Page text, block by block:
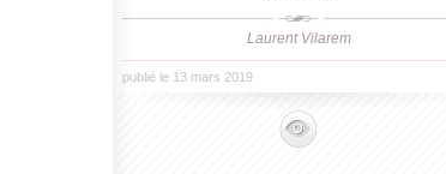
Laurent Vilarem
publié le 13 mars 2019